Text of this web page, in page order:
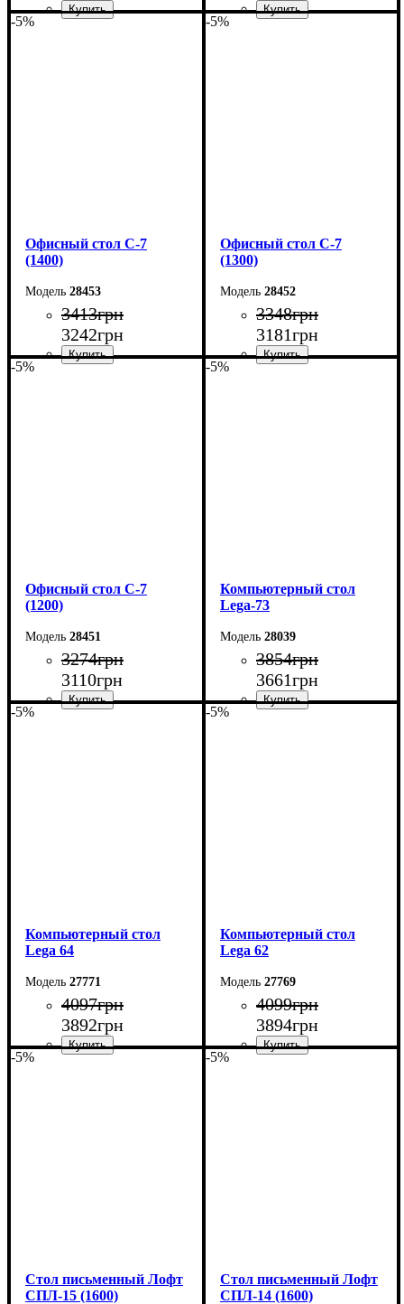
-5%
Офисный стол С-7
(1400)
28453
3413грн
3242грн
-5%
Офисный стол С-7
(1300)
28452
3348грн
3181грн
-5%
Офисный стол С-7
(1200)
28451
3274грн
3110грн
-5%
Компьютерный стол
Lega-73
28039
3854грн
3661грн
-5%
Компьютерный стол
Lega 64
27771
4097грн
3892грн
-5%
Компьютерный стол
Lega 62
27769
4099грн
3894грн
-5%
Стол письменный Лофт
СПЛ-15 (1600)
-5%
Стол письменный Лофт
СПЛ-14 (1600)